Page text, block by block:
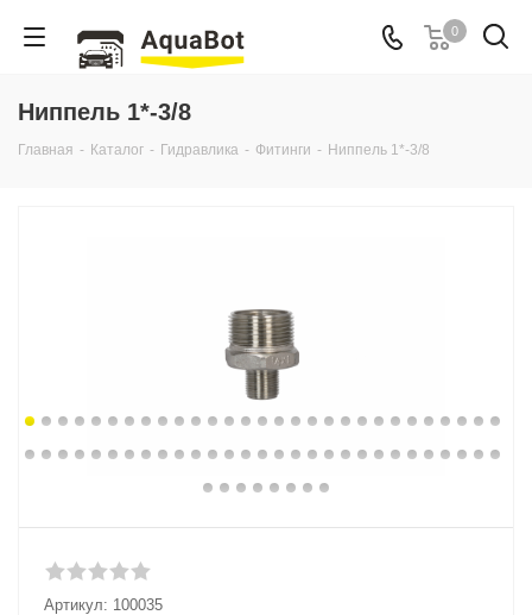
0
Ниппель 1*-3/8
Главная - Каталог - Гидравлика - Фитинги - Ниппель 1*-3/8
Артикул: 100035